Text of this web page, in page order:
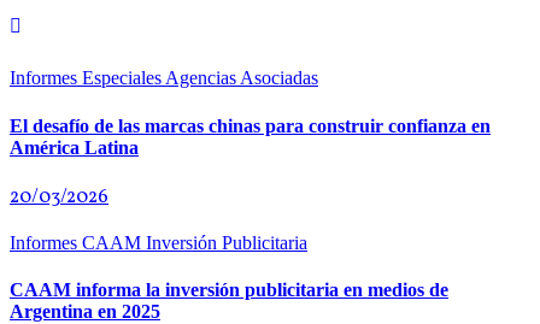
Informes Especiales Agencias Asociadas
El desafío de las marcas chinas para construir confianza en
América Latina
20/03/2026
Informes CAAM Inversión Publicitaria
CAAM informa la inversión publicitaria en medios de
Argentina en 2025